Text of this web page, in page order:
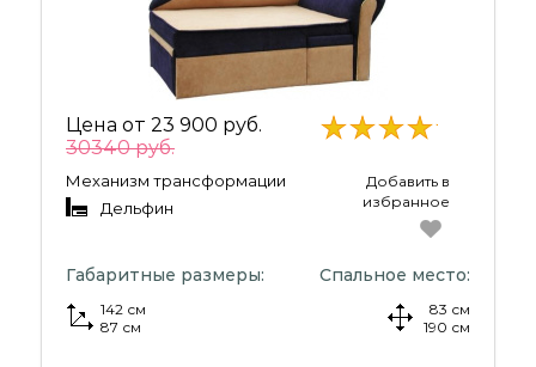
Цена от 23 900 руб.
30340 руб.
Механизм трансформации
Дельфин
Добавить в
избранное
Габаритные размеры:
142 см
87 см
Спальное место:
83 см
190 см